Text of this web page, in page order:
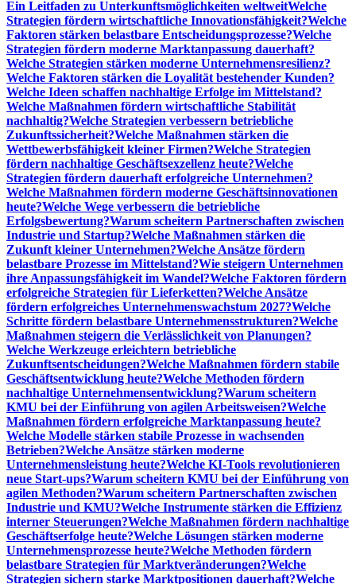
Ein Leitfaden zu Unterkunftsmöglichkeiten weltweitWelche
Strategien fördern wirtschaftliche Innovationsfähigkeit?Welche
Faktoren stärken belastbare Entscheidungsprozesse?Welche
Strategien fördern moderne Marktanpassung dauerhaft?
Welche Strategien stärken moderne Unternehmensresilienz?
Welche Faktoren stärken die Loyalität bestehender Kunden?
Welche Ideen schaffen nachhaltige Erfolge im Mittelstand?
Welche Maßnahmen fördern wirtschaftliche Stabilität
nachhaltig?Welche Strategien verbessern betriebliche
Zukunftssicherheit?Welche Maßnahmen stärken die
Wettbewerbsfähigkeit kleiner Firmen?Welche Strategien
fördern nachhaltige Geschäftsexzellenz heute?Welche
Strategien fördern dauerhaft erfolgreiche Unternehmen?
Welche Maßnahmen fördern moderne Geschäftsinnovationen
heute?Welche Wege verbessern die betriebliche
Erfolgsbewertung?Warum scheitern Partnerschaften zwischen
Industrie und Startup?Welche Maßnahmen stärken die
Zukunft kleiner Unternehmen?Welche Ansätze fördern
belastbare Prozesse im Mittelstand?Wie steigern Unternehmen
ihre Anpassungsfähigkeit im Wandel?Welche Faktoren fördern
erfolgreiche Strategien für Lieferketten?Welche Ansätze
fördern erfolgreiches Unternehmenswachstum 2027?Welche
Schritte fördern belastbare Unternehmensstrukturen?Welche
Maßnahmen steigern die Verlässlichkeit von Planungen?
Welche Werkzeuge erleichtern betriebliche
Zukunftsentscheidungen?Welche Maßnahmen fördern stabile
Geschäftsentwicklung heute?Welche Methoden fördern
nachhaltige Unternehmensentwicklung?Warum scheitern
KMU bei der Einführung von agilen Arbeitsweisen?Welche
Maßnahmen fördern erfolgreiche Marktanpassung heute?
Welche Modelle stärken stabile Prozesse in wachsenden
Betrieben?Welche Ansätze stärken moderne
Unternehmensleistung heute?Welche KI-Tools revolutionieren
neue Start-ups?Warum scheitern KMU bei der Einführung von
agilen Methoden?Warum scheitern Partnerschaften zwischen
Industrie und KMU?Welche Instrumente stärken die Effizienz
interner Steuerungen?Welche Maßnahmen fördern nachhaltige
Geschäftserfolge heute?Welche Lösungen stärken moderne
Unternehmensprozesse heute?Welche Methoden fördern
belastbare Strategien für Marktveränderungen?Welche
Strategien sichern starke Marktpositionen dauerhaft?Welche